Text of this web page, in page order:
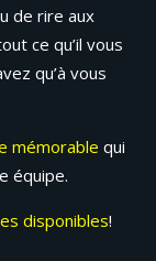
de rire aux
ce qu’il vous
qu’à vous
mémorable qui
équipe.
disponibles!